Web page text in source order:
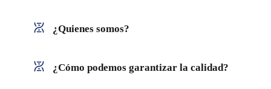
¿Quienes somos?
¿Cómo podemos garantizar la calidad?